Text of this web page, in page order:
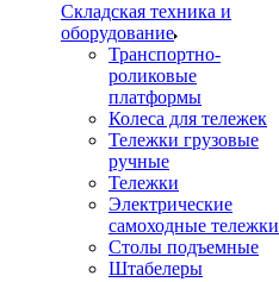
Складская техника и
оборудование
Транспортно-
роликовые
платформы
Колеса для тележек
Тележки грузовые
ручные
Тележки
Электрические
самоходные тележки
Столы подъемные
Штабелеры